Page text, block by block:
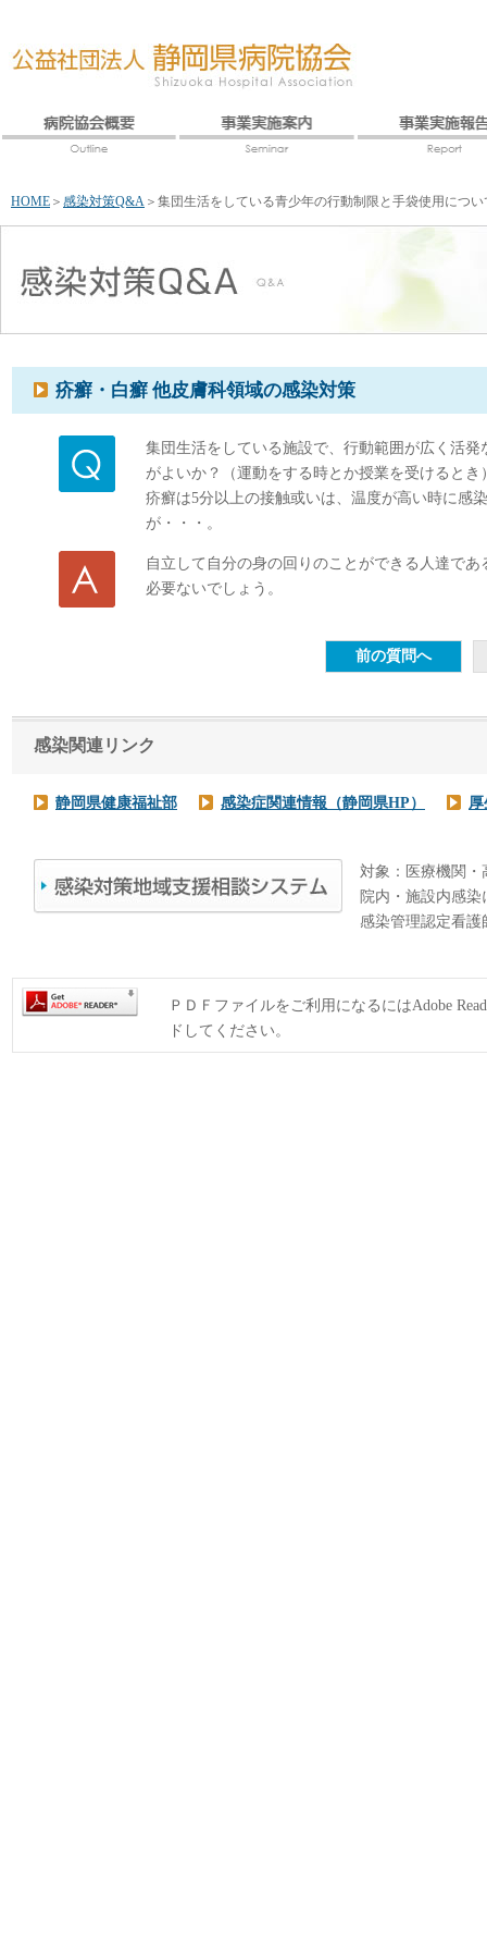
HOME ＞ 感染対策Q&A ＞ 集団生活をしている青少年の行動制限と手袋使用につい
疥癬・白癬 他皮膚科領域の感染対策
集団生活をしている施設で、行動範囲が広く活
がよいか？（運動をする時とか授業を受けると
疥癬は5分以上の接触或いは、温度が高い時に感
が・・・。
自立して自分の身の回りのことができる人達で
必要ないでしょう。
感染関連リンク
静岡県健康福祉部 感染症関連情報（静岡県HP）
対象：医療機関・
院内・施設内感
感染管理認定看
ＰＤＦファイルをご利用になるにはAdobe
ドしてください。